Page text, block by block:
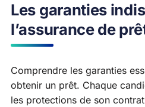
Les garanties
l’assurance de
Comprendre les garanties
obtenir un prêt. Chaque
les protections de son contrat